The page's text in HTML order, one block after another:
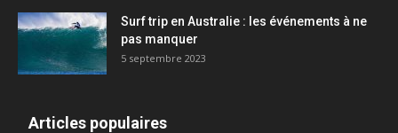
Surf trip en Australie : les événements à ne
pas manquer
5 septembre 2023
Articles populaires